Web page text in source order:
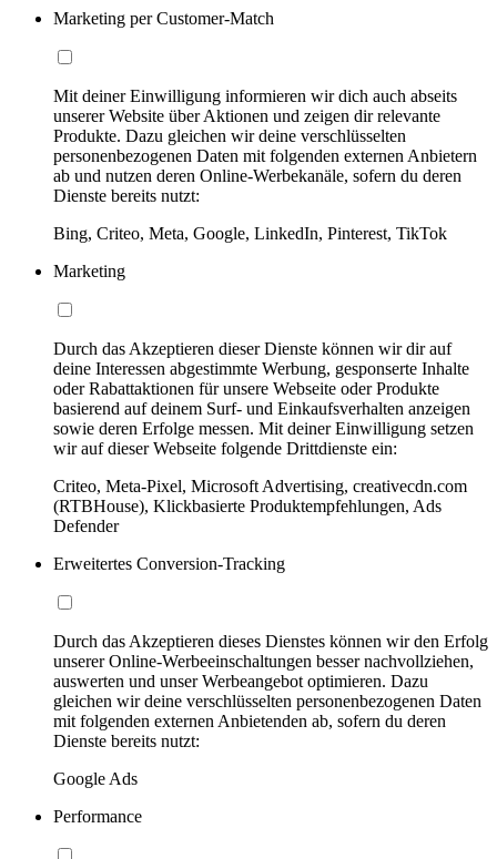
Marketing per Customer-Match
Mit deiner Einwilligung informieren wir dich auch abseits
unserer Website über Aktionen und zeigen dir relevante
Produkte. Dazu gleichen wir deine verschlüsselten
personenbezogenen Daten mit folgenden externen Anbietern
ab und nutzen deren Online-Werbekanäle, sofern du deren
Dienste bereits nutzt:
Bing, Criteo, Meta, Google, LinkedIn, Pinterest, TikTok
Marketing
Durch das Akzeptieren dieser Dienste können wir dir auf
deine Interessen abgestimmte Werbung, gesponserte Inhalte
oder Rabattaktionen für unsere Webseite oder Produkte
basierend auf deinem Surf- und Einkaufsverhalten anzeigen
sowie deren Erfolge messen. Mit deiner Einwilligung setzen
wir auf dieser Webseite folgende Drittdienste ein:
Criteo, Meta-Pixel, Microsoft Advertising, creativecdn.com
(RTBHouse), Klickbasierte Produktempfehlungen, Ads
Defender
Erweitertes Conversion-Tracking
Durch das Akzeptieren dieses Dienstes können wir den Erfolg
unserer Online-Werbeeinschaltungen besser nachvollziehen,
auswerten und unser Werbeangebot optimieren. Dazu
gleichen wir deine verschlüsselten personenbezogenen Daten
mit folgenden externen Anbietenden ab, sofern du deren
Dienste bereits nutzt:
Google Ads
Performance